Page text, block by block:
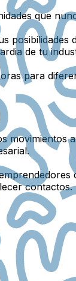
que
posibilidades
de tu
para
movimientos
contactos.